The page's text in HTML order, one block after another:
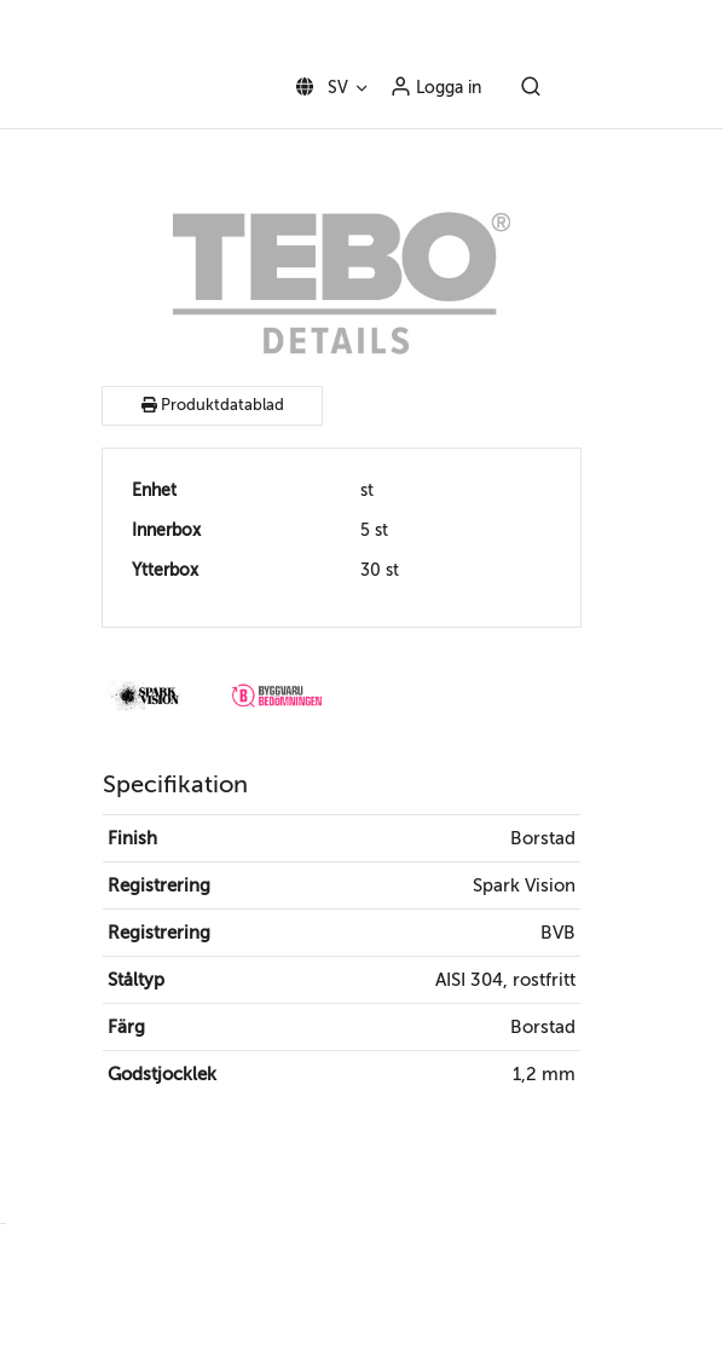
SV Logga in
Produktdatablad
Enhet st
Innerbox 5 st
Ytterbox 30 st
Specifikation
Finish Borstad
Registrering Spark Vision
Registrering BVB
Ståltyp AISI 304, rostfritt
Färg Borstad
Godstjocklek 1,2 mm